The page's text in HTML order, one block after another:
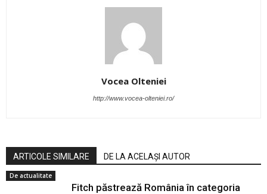
Vocea Olteniei
http://www.vocea-olteniei.ro/
ARTICOLE SIMILARE DE LA ACELAȘI AUTOR
De actualitate
Fitch păstrează România în categoria